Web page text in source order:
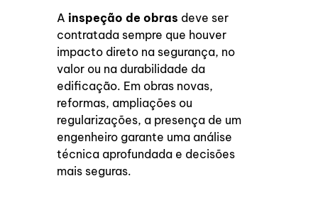
A inspeção de obras deve ser
contratada sempre que houver
impacto direto na segurança, no
valor ou na durabilidade da
edificação. Em obras novas,
reformas, ampliações ou
regularizações, a presença de um
engenheiro garante uma análise
técnica aprofundada e decisões
mais seguras.